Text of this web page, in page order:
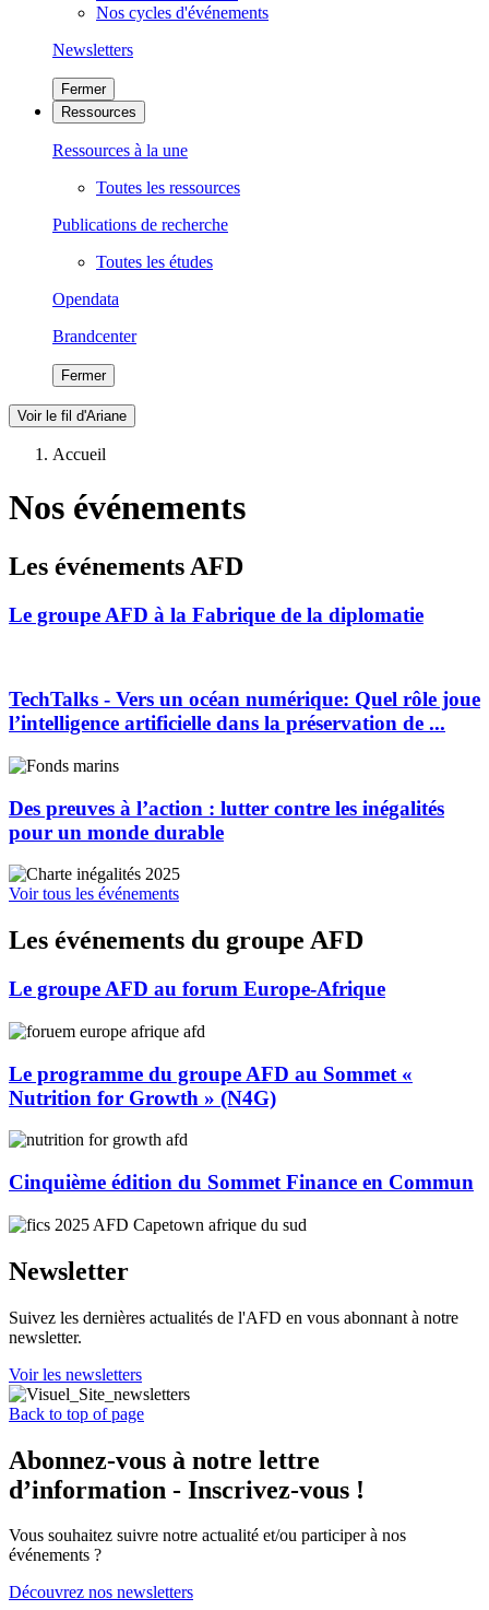
Nos cycles d'événements
Newsletters
Fermer
Ressources
Ressources à la une
Toutes les ressources
Publications de recherche
Toutes les études
Opendata
Brandcenter
Fermer
Voir le fil d'Ariane
Accueil
Nos événements
Les événements AFD
Le groupe AFD à la Fabrique de la diplomatie
TechTalks - Vers un océan numérique: Quel rôle joue
l’intelligence artificielle dans la préservation de ...
Des preuves à l’action : lutter contre les inégalités
pour un monde durable
Voir tous les événements
Les événements du groupe AFD
Le groupe AFD au forum Europe-Afrique
Le programme du groupe AFD au Sommet «
Nutrition for Growth » (N4G)
Cinquième édition du Sommet Finance en Commun
Newsletter
Suivez les dernières actualités de l'AFD en vous abonnant à notre
newsletter.
Voir les newsletters
Back to top of page
Abonnez-vous à notre lettre
d’information - Inscrivez-vous !
Vous souhaitez suivre notre actualité et/ou participer à nos
événements ?
Découvrez nos newsletters